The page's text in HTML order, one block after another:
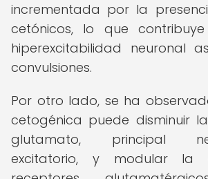
incrementada por la
cetónicos, lo que
hiperexcitabilidad neuronal
convulsiones.
Por otro lado, se ha
cetogénica puede disminuir
glutamato, principal
excitatorio, y modular la